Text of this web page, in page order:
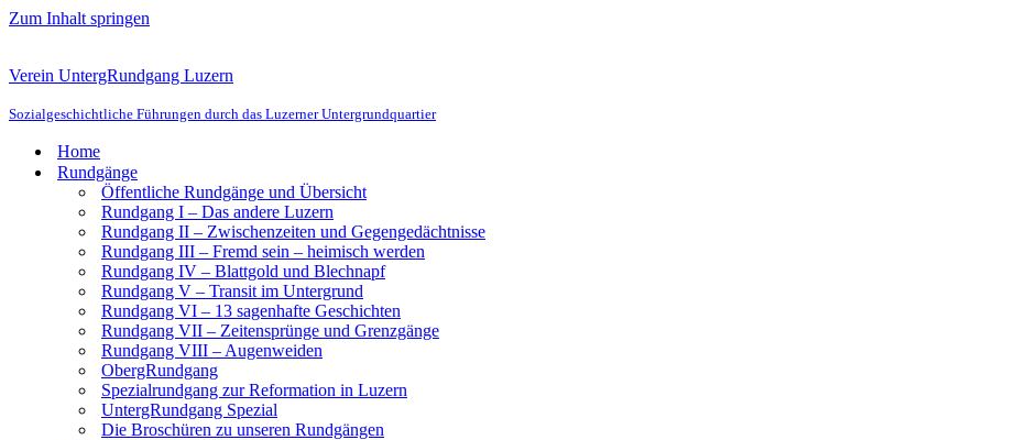
Zum Inhalt springen
Verein UntergRundgang Luzern
Sozialgeschichtliche Führungen durch das Luzerner Untergrundquartier
Home
Rundgänge
Öffentliche Rundgänge und Übersicht
Rundgang I – Das andere Luzern
Rundgang II – Zwischenzeiten und Gegengedächtnisse
Rundgang III – Fremd sein – heimisch werden
Rundgang IV – Blattgold und Blechnapf
Rundgang V – Transit im Untergrund
Rundgang VI – 13 sagenhafte Geschichten
Rundgang VII – Zeitensprünge und Grenzgänge
Rundgang VIII – Augenweiden
ObergRundgang
Spezialrundgang zur Reformation in Luzern
UntergRundgang Spezial
Die Broschüren zu unseren Rundgängen